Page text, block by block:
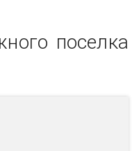
поселка